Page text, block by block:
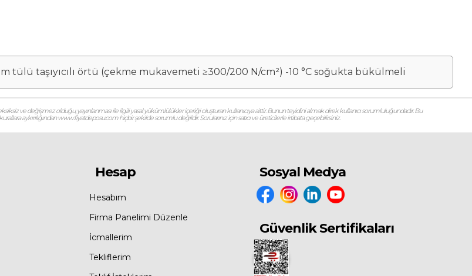
tülü taşıyıcılı örtü (çekme mukavemeti ≥300/200 N/cm²) -10 °C soğukta bükülmeli
ve değişmez olduğu, yayınlanması ile ilgili yasal yükümlülükler içeriği oluşturan kullanıcıya aittir. Bunun teyidini almak direk kullanıcı sorumluluğundadır. Bu
aykırılığından www.fiyatdeposu.com hiçbir şekilde sorumlu değildir. Sorularınız için satıcı ve üreticilerle irtibata geçebilirsiniz.
Hesap
Hesabım
Firma Panelimi Düzenle
İcmallerim
Tekliflerim
Sosyal Medya
Güvenlik Sertifikaları